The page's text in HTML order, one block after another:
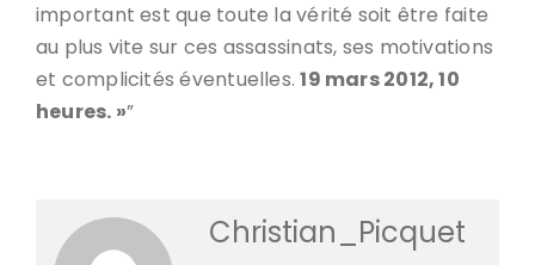
important est que toute la vérité soit être faite
au plus vite sur ces assassinats, ses motivations
et complicités éventuelles.19 mars 2012, 10
heures. »”
Christian_Picquet